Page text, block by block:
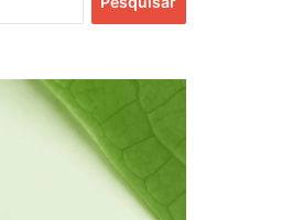
por: